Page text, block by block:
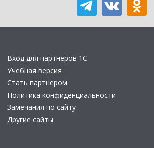
Вход для партнеров 1С
Учебная версия
Стать партнером
Политика конфиденциальности
Замечания по сайту
Другие сайты